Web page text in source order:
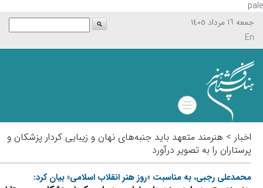
جمعه ١٦ مرداد ١٤٠٥
اخبار > هنرمند متعهد باید جنبه‌های نهان و زیبایی کردار پزشکان و
پرستاران را به تصویر درآورد
محمدعلی رجبی، به مناسبت «روز هنر انقلاب اسلامی» بیان کرد: